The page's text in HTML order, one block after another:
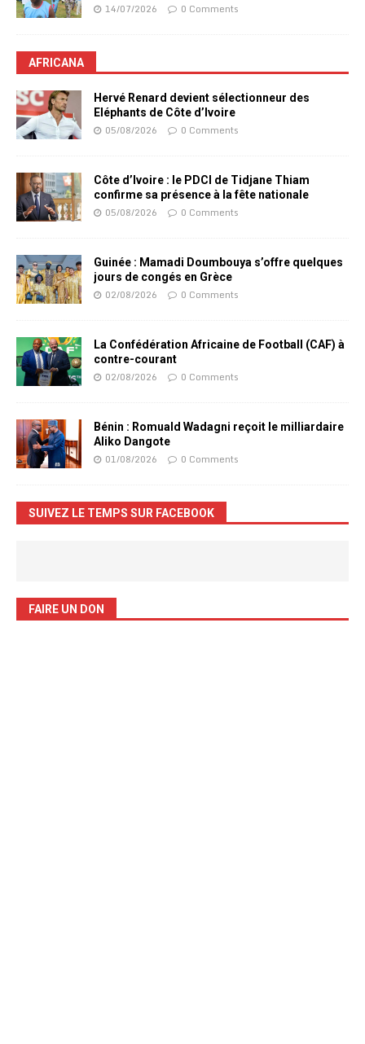
14/07/2026 0 Comments
AFRICANA
Hervé Renard devient sélectionneur des
Eléphants de Côte d’Ivoire
05/08/2026 0 Comments
Côte d’Ivoire : le PDCI de Tidjane Thiam
confirme sa présence à la fête nationale
05/08/2026 0 Comments
Guinée : Mamadi Doumbouya s’offre quelques
jours de congés en Grèce
02/08/2026 0 Comments
La Confédération Africaine de Football (CAF) à
contre-courant
02/08/2026 0 Comments
Bénin : Romuald Wadagni reçoit le milliardaire
Aliko Dangote
01/08/2026 0 Comments
SUIVEZ LE TEMPS SUR FACEBOOK
FAIRE UN DON